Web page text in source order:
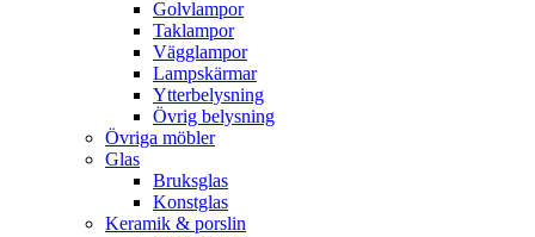
Golvlampor
Taklampor
Vägglampor
Lampskärmar
Ytterbelysning
Övrig belysning
Övriga möbler
Glas
Bruksglas
Konstglas
Keramik & porslin